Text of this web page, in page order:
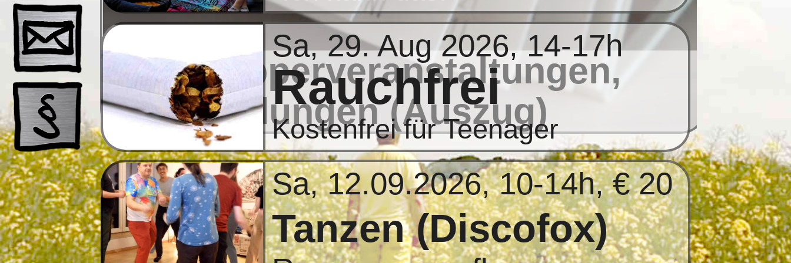
Schnupperveranstaltungen,
Ausbildungen (Auszug)
Sa, 29. Aug 2026, 14-17h
Rauchfrei
Kostenfrei für Teenager
Sa, 12.09.2026, 10-14h, € 20
Tanzen (Discofox)